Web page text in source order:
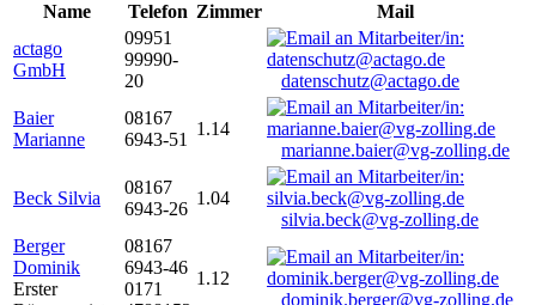
Name
Telefon Zimmer
Mail
actago
GmbH
09951
99990-
20
datenschutz@actago.de
Baier
Marianne
08167
6943-51
1.14
marianne.baier@vg-zolling.de
Beck Silvia
08167
6943-26
1.04
silvia.beck@vg-zolling.de
Berger
Dominik
Erster
08167
6943-46
0171
1.12
dominik.berger@vg-zolling.de